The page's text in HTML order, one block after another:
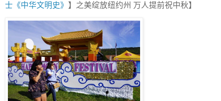
士《中华文明史》 】之美绽放纽约州 万人提前祝中秋】